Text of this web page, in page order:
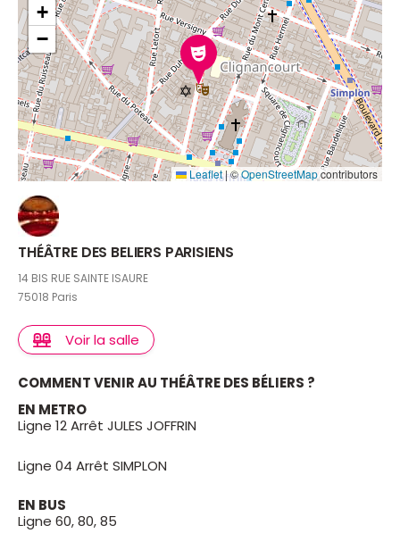
+
−
Leaflet|©OpenStreetMapcontributors
THÉÂTRE DES BELIERS PARISIENS
14 BIS RUE SAINTE ISAURE
75018 Paris
Voir la salle
COMMENT VENIR AU THÉÂTRE DES BÉLIERS ?
EN METRO
Ligne 12 Arrêt JULES JOFFRIN
Ligne 04 Arrêt SIMPLON
EN BUS
Ligne 60, 80, 85